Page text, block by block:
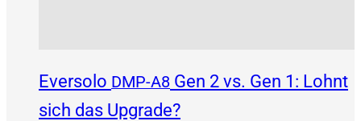
Eversolo DMP-A8 Gen 2 vs. Gen 1: Lohnt
sich das Upgrade?